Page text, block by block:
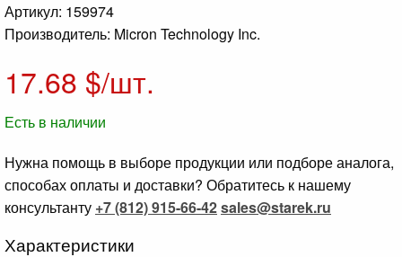
Артикул: 159974
Производитель: Micron Technology Inc.
17.68 $/шт.
Есть в наличии
Нужна помощь в выборе продукции или подборе аналога,
способах оплаты и доставки? Обратитесь к нашему
консультанту +7 (812) 915-66-42sales@starek.ru
Характеристики